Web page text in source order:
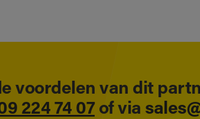
voordelen van dit
224 74 07 of via